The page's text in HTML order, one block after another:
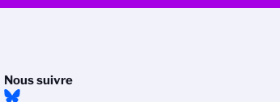
Nous suivre